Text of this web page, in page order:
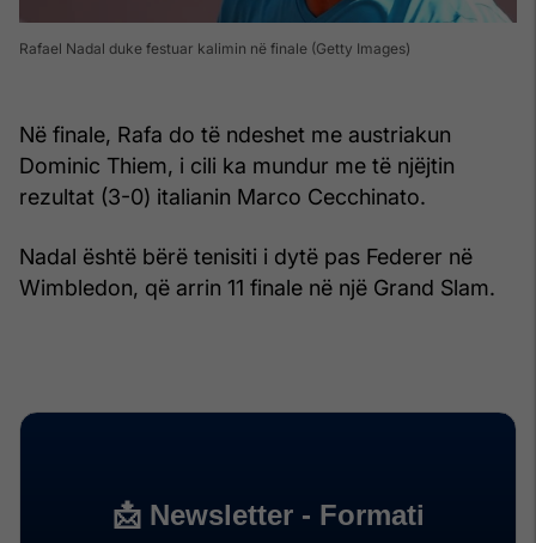
Rafael Nadal duke festuar kalimin në finale (Getty Images)
Në finale, Rafa do të ndeshet me austriakun
Dominic Thiem, i cili ka mundur me të njëjtin
rezultat (3-0) italianin Marco Cecchinato.
Nadal është bërë tenisiti i dytë pas Federer në
Wimbledon, që arrin 11 finale në një Grand Slam.